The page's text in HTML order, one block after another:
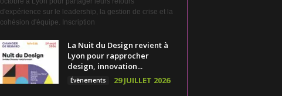
d'expérience sur le leadership, la gestion de crise et la
cohésion d'équipe. Inscription
La Nuit du Design revient à
Lyon pour rapprocher
design, innovation...
Évènements 29 JUILLET 2026